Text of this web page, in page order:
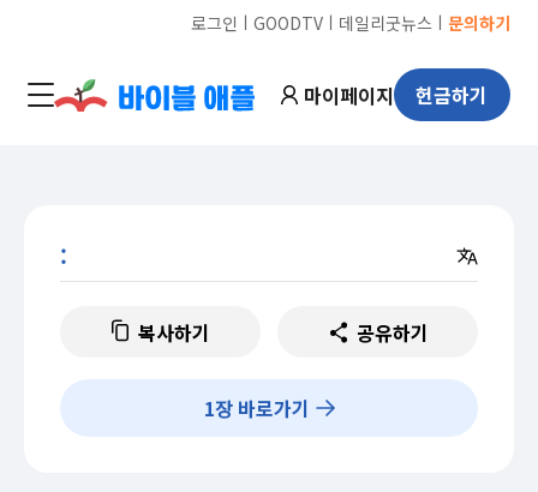
로그인 ㅣ GOODTVㅣ 데일리굿뉴스 ㅣ 문의하기
마이페이지 헌금하기
:
복사하기 공유하기
1장 바로가기